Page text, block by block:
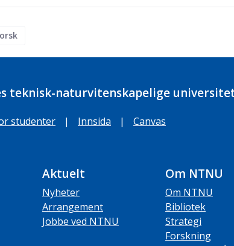
teknisk-naturvitenskapelige
studenter | Innsida | Canvas
Aktuelt
Nyheter
Arrangement
Jobbe ved NTNU
Om NTNU
Om NTNU
Bibliotek
Strategi
Forskning